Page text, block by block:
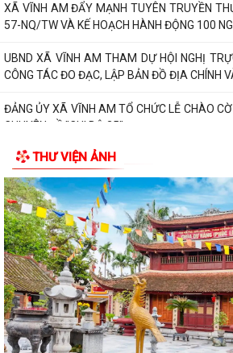
XÃ VĨNH AM ĐẨY MẠNH TUYÊN TRUYỀN
57-NQ/TW VÀ KẾ HOẠCH HÀNH ĐỘNG 100
UBND XÃ VĨNH AM THAM DỰ HỘI NGHỊ
CÔNG TÁC ĐO ĐẠC, LẬP BẢN ĐỒ ĐỊA CHÍNH
ĐẢNG ỦY XÃ VĨNH AM TỔ CHỨC LỄ CHÀO
CHUYÊN ĐỀ "CHI BỘ 35"
ĐẢNG ỦY UBND XÃ VĨNH AM TỔ CHỨC LỄ
CỜ THÁNG 8 NĂM 2026.
QUYẾT ĐỊNH Về việc công bố thủ tục hành
bổ sung thuộc phạm vi, chức...
QUYẾT ĐỊNH Về việc công bố danh mục
đổi, bổ sung, bị bãi bỏ thuộc...
QUYẾT ĐỊNH Về việc công bố danh mục
mới, được sửa đổi, bổ sung lĩnh...
THƯ VIỆN ẢNH